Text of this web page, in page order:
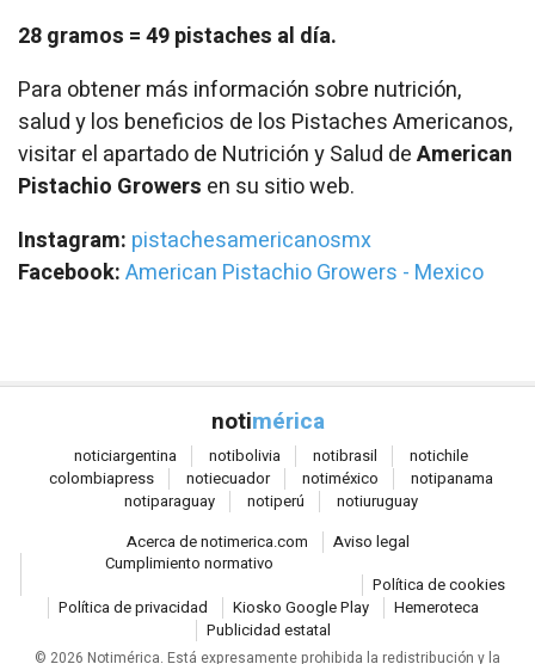
28 gramos = 49 pistaches al día.
Para obtener más información sobre nutrición,
salud y los beneficios de los Pistaches Americanos,
visitar el apartado de Nutrición y Salud deAmerican
Pistachio Growers en su sitio web.
Instagram: pistachesamericanosmx
Facebook:American Pistachio Growers - Mexico
notimérica
noticiargentina notibolivia notibrasil notichile
colombiapress notiecuador notiméxico notipanama
notiparaguay notiperú notiuruguay
Acerca de notimerica.com
Aviso legal
Cumplimiento normativo
Política de cookies
Política de privacidad
Kiosko Google Play
Hemeroteca
Publicidad estatal
© 2026 Notimérica. Está expresamente prohibida la redistribución y la